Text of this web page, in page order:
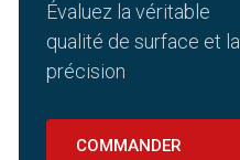
Évaluez la véritable
qualité de surface et la
précision
COMMANDER